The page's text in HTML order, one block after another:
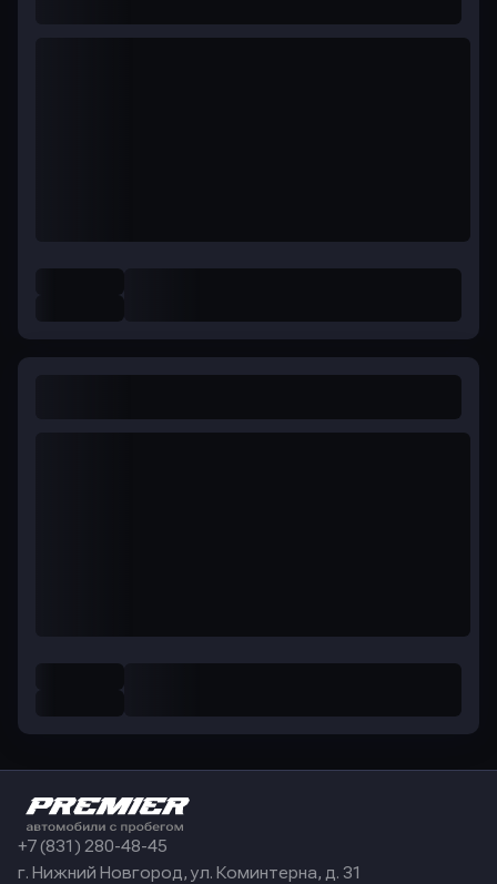
+7 (831) 280-48-45
г. Нижний Новгород, ул. Коминтерна, д. 31